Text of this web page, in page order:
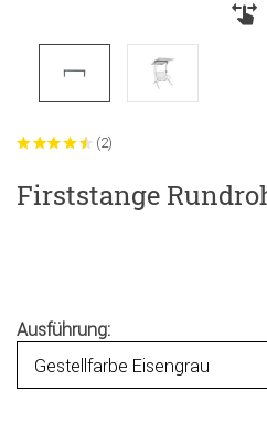
(2)
Firststange
Ausführung: